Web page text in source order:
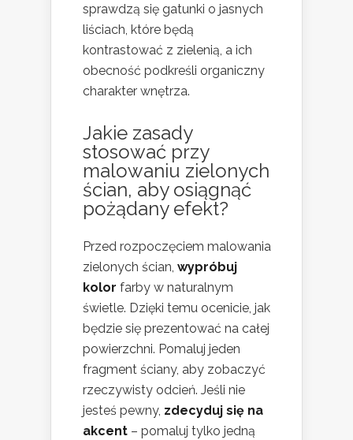
sprawdzą się gatunki o jasnych
liściach, które będą
kontrastować z zielenią, a ich
obecność podkreśli organiczny
charakter wnętrza.
Jakie zasady
stosować przy
malowaniu zielonych
ścian, aby osiągnąć
pożądany efekt?
Przed rozpoczęciem malowania
zielonych ścian, wypróbuj
kolor farby w naturalnym
świetle. Dzięki temu ocenicie, jak
będzie się prezentować na całej
powierzchni. Pomaluj jeden
fragment ściany, aby zobaczyć
rzeczywisty odcień. Jeśli nie
jesteś pewny, zdecyduj się na
akcent – pomaluj tylko jedną